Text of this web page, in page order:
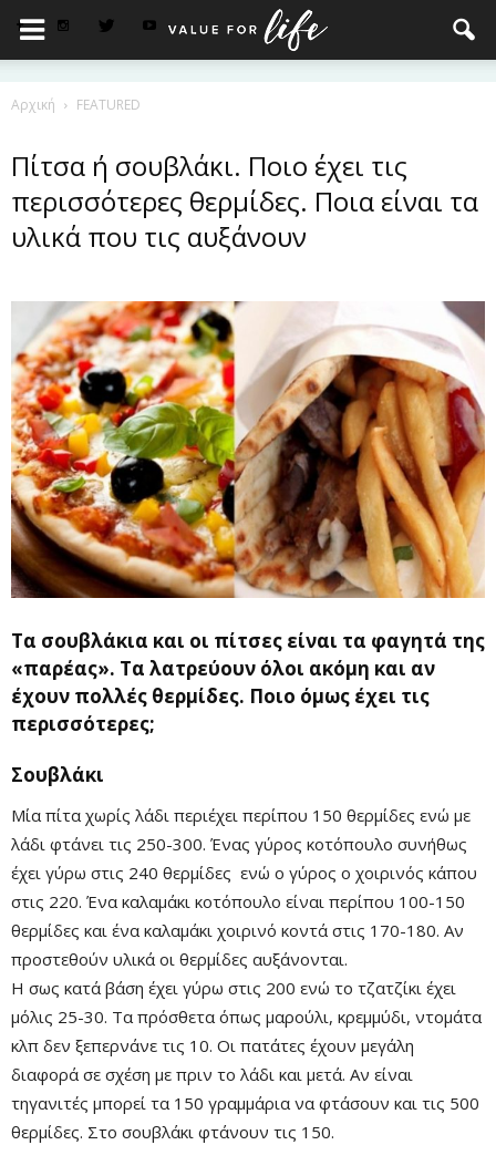
Αρχική FEATURED
Πίτσα ή σουβλάκι. Ποιο έχει τις
περισσότερες θερμίδες. Ποια είναι τα
υλικά που τις αυξάνουν
Τα σουβλάκια και οι πίτσες είναι τα φαγητά της
«παρέας». Τα λατρεύουν όλοι ακόμη και αν
έχουν πολλές θερμίδες. Ποιο όμως έχει τις
περισσότερες;
Σουβλάκι
Μία πίτα χωρίς λάδι περιέχει περίπου 150 θερμίδες ενώ με
λάδι φτάνει τις 250-300. Ένας γύρος κοτόπουλο συνήθως
έχει γύρω στις 240 θερμίδες ενώ ο γύρος ο χοιρινός κάπου
στις 220. Ένα καλαμάκι κοτόπουλο είναι περίπου 100-150
θερμίδες και ένα καλαμάκι χοιρινό κοντά στις 170-180. Αν
προστεθούν υλικά οι θερμίδες αυξάνονται.
Η σως κατά βάση έχει γύρω στις 200 ενώ το τζατζίκι έχει
μόλις 25-30. Τα πρόσθετα όπως μαρούλι, κρεμμύδι, ντομάτα
κλπ δεν ξεπερνάνε τις 10. Οι πατάτες έχουν μεγάλη
διαφορά σε σχέση με πριν το λάδι και μετά. Αν είναι
τηγανιτές μπορεί τα 150 γραμμάρια να φτάσουν και τις 500
θερμίδες. Στο σουβλάκι φτάνουν τις 150.